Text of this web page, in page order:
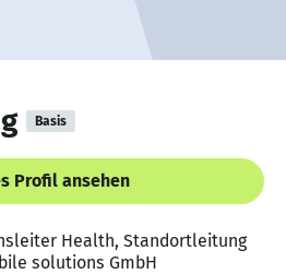
Basis
Profil ansehen
Health, Standortleitung
solutions GmbH